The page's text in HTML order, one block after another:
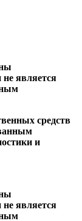
является
средств
и
является